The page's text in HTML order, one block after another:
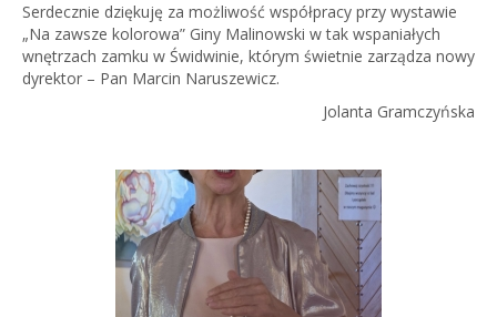
Serdecznie dziękuję za możliwość współpracy przy wystawie
„Na zawsze kolorowa” Giny Malinowski w tak wspaniałych
wnętrzach zamku w Świdwinie, którym świetnie zarządza nowy
dyrektor – Pan Marcin Naruszewicz.
Jolanta Gramczyńska